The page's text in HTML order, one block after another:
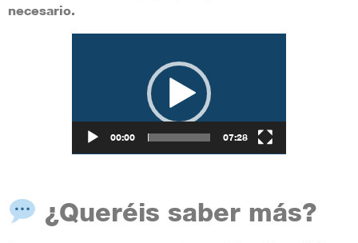
necesario.
00:00 07:28
¿Queréis saber más?